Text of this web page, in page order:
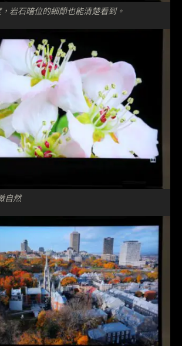
岩石暗位的細節也能清楚看到。
自然